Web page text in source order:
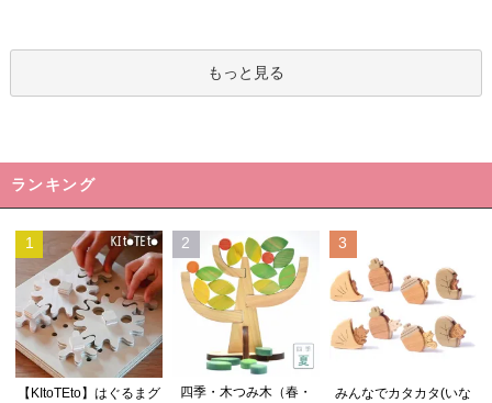
もっと見る
ランキング
1
【KItoTEto】はぐるまグ
2
四季・木つみ木（春・
3
みんなでカタカタ(いな